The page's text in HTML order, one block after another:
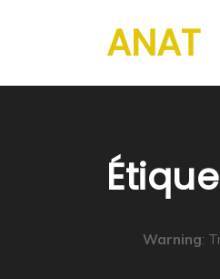
ANAT
Warning: